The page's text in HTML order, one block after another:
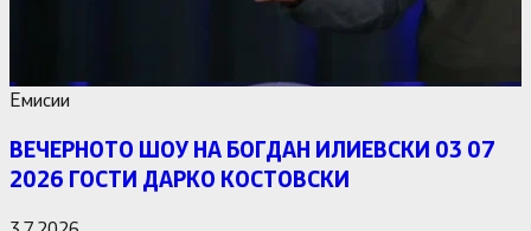
Емисии
ВЕЧЕРНОТО ШОУ НА БОГДАН ИЛИЕВСКИ 03 07
2026 ГОСТИ ДАРКО КОСТОВСКИ